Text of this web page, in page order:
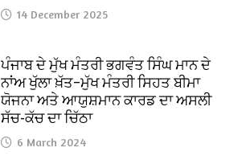
14 December 2025
ਪੰਜਾਬ ਦੇ ਮੁੱਖ ਮੰਤਰੀ ਭਗਵੰਤ ਸਿੰਘ ਮਾਨ ਦੇ
ਨਾਂਅ ਖੁੱਲਾ ਖ਼ੱਤ–ਮੁੱਖ ਮੰਤਰੀ ਸਿਹਤ ਬੀਮਾ
ਯੋਜਨਾ ਅਤੇ ਆਯੁਸ਼ਮਾਨ ਕਾਰਡ ਦਾ ਅਸਲੀ
ਸੱਚ-ਕੱਚ ਦਾ ਚਿੱਠਾ
6 March 2024